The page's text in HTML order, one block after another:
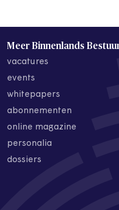
Meer Binnenlands
vacatures
events
whitepapers
abonnementen
online magazine
personalia
dossiers